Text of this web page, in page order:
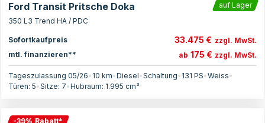
Ford Transit Pritsche Doka
auf Lager
350 L3 Trend HA / PDC
Sofortkaufpreis 33.475 € zzgl. MwSt.
mtl. finanzieren**
ab 175 € zzgl. MwSt.
Tageszulassung 05/26• 10 km•Diesel•Schaltung• 131 PS•Weiss•
Türen: 5•Sitze: 7•Hubraum: 1.995 cm³
-39% Rabatt*